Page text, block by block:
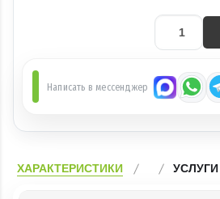
Написать в мессенджер
ХАРАКТЕРИСТИКИ УСЛУГИ